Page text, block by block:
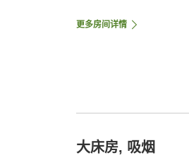
更多房间详情
大床房, 吸烟